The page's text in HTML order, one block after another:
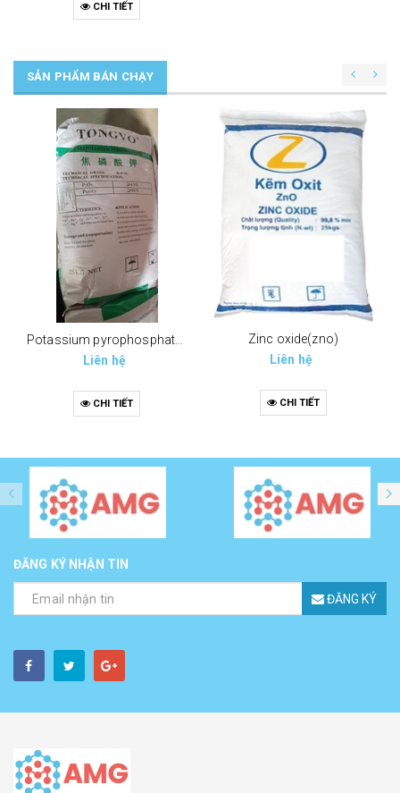
CHI TIẾT
SẢN PHẨM BÁN CHẠY
Potassium pyrophosphate (tppp) (k4p2o7)
Liên hệ
CHI TIẾT
Zinc oxide(zno)
Liên hệ
CHI TIẾT
ĐĂNG KÝ NHẬN TIN
ĐĂNG KÝ